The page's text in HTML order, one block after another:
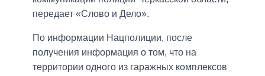
передает «Слово и Дело».
По информации Нацполиции, после
получения информация о том, что на
территории одного из гаражных комплексов